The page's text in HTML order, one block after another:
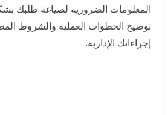
المعلومات الضرورية لصياغة طلبك
توضيح الخطوات العملية والشروط
إجراءاتك الإدارية.